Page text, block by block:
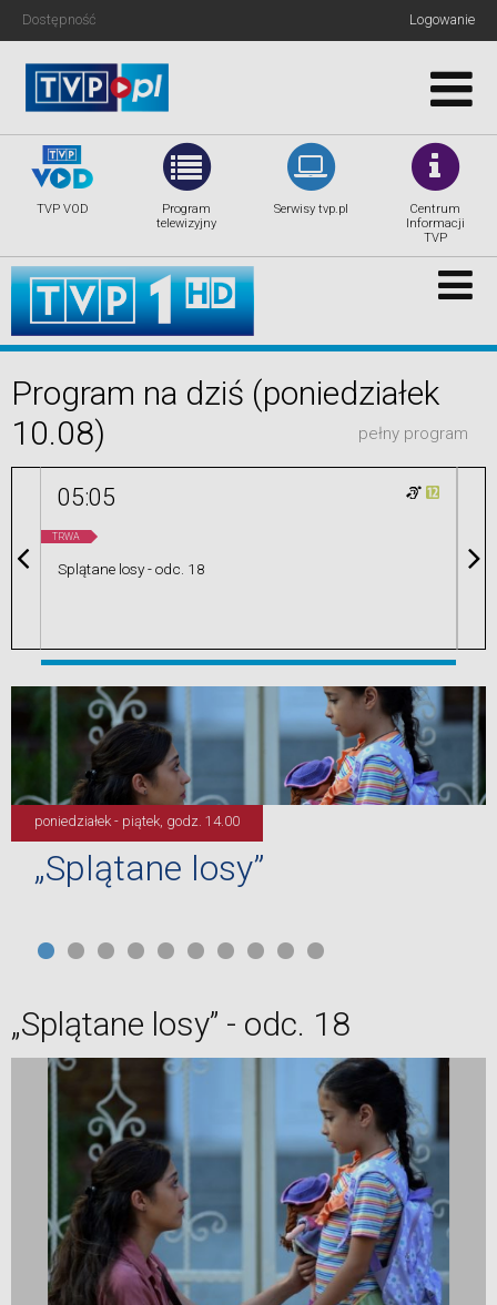
Dostępność Logowanie
TVP VOD
Program
telewizyjny
Serwisy tvp.pl
Centrum
Informacji
TVP
TVP.info
Kultura
Sport
Rozrywka
Regiony
Tygodnik TVP
Program na dziś (poniedziałek
10.08)
pełny program
05:05
TRWA
Splątane losy - odc. 18
poniedziałek - piątek, godz. 14.00
„Splątane losy”
„Splątane losy” - odc. 18